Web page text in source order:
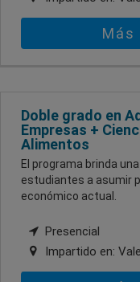
Más
Doble grado en
Empresas +
Alimentos
El programa brinda
estudiantes a asumir
económico actual.
Presencial
Impartido en: